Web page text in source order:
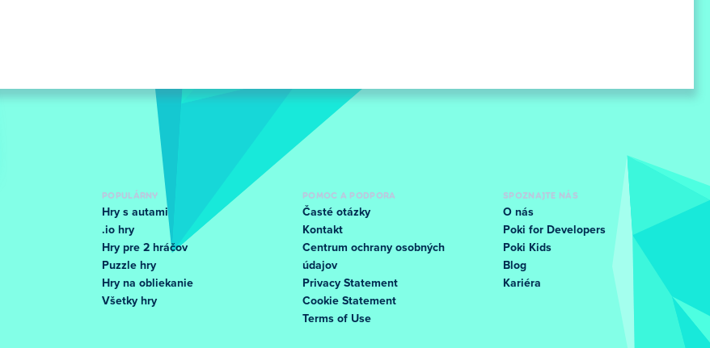
POPULÁRNY
Hry s autami
.io hry
Hry pre 2 hráčov
Puzzle hry
Hry na obliekanie
Všetky hry
POMOC A PODPORA
Časté otázky
Kontakt
Centrum ochrany osobných
údajov
Privacy Statement
Cookie Statement
Terms of Use
SPOZNAJTE NÁS
O nás
Poki for Developers
Poki Kids
Blog
Kariéra